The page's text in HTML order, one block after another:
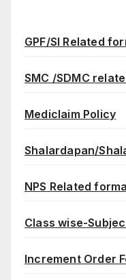
GPF/SI Related
SMC /SDMC
Mediclaim Policy
Shalardapan/
NPS Related
Class wise-
Increment Order